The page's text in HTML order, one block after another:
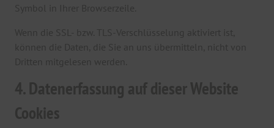
Symbol in Ihrer Browserzeile.
Wenn die SSL- bzw. TLS-Verschlüsselung aktiviert ist,
können die Daten, die Sie an uns übermitteln, nicht von
Dritten mitgelesen werden.
4. Datenerfassung auf dieser Website
Cookies